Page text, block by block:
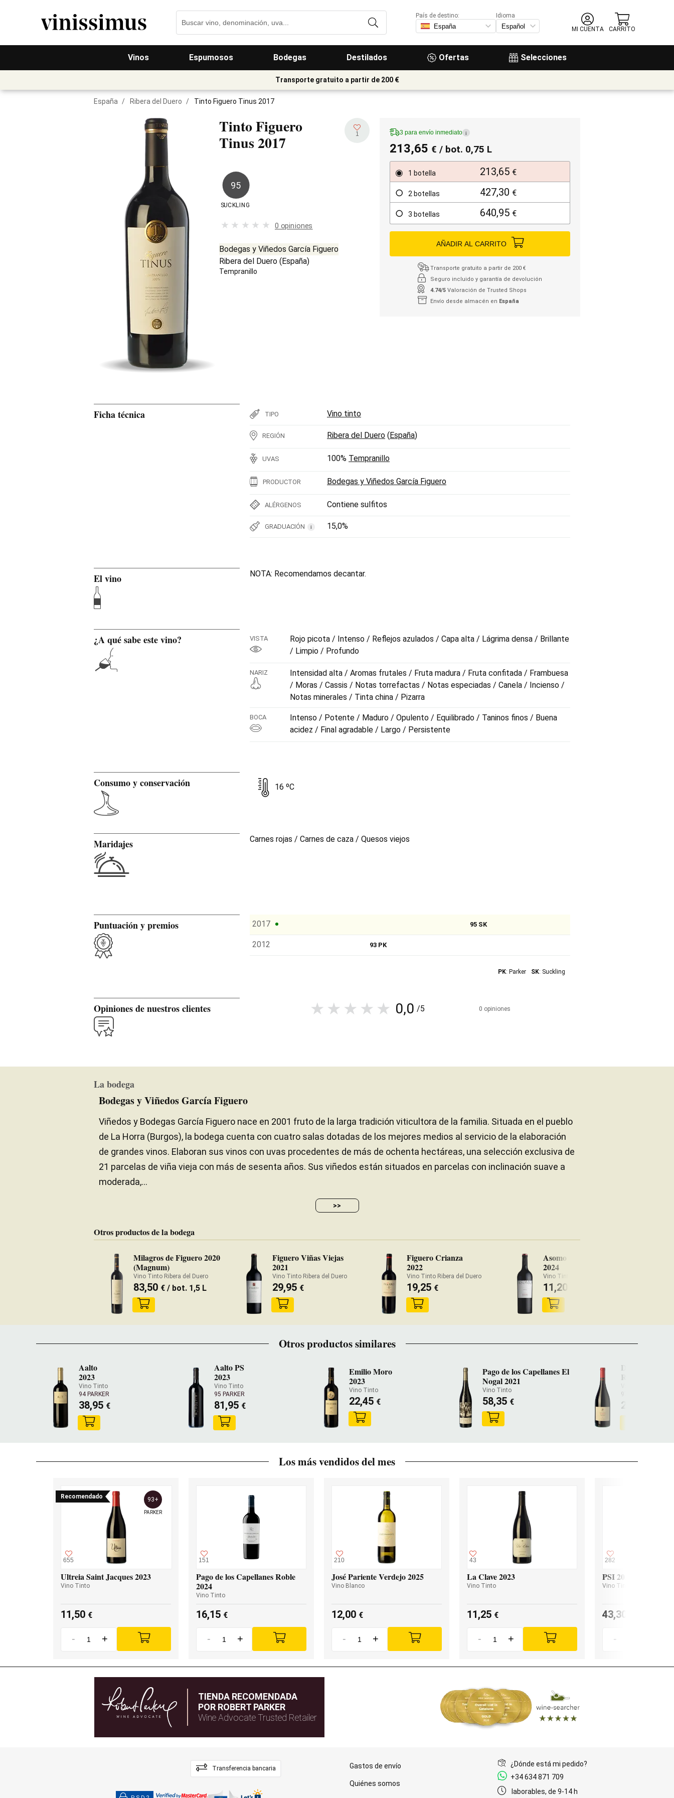
Vinos Espumosos Bodegas Destilados Ofertas Selecciones
País de destino:
Idioma
MI CUENTA
CARRITO
Transporte gratuito a partir de 200 €
España / Ribera del Duero / Tinto Figuero Tinus 2017
Tinto Figuero
Tinus2017 1
95
SUCKLING
0 opiniones
Bodegas y Viñedos García Figuero
Ribera del Duero (España)
Tempranillo
3 para envío inmediato i
213,65 € / bot. 0,75 L
1 botella 213,65 €
2 botellas 427,30 €
3 botellas 640,95 €
AÑADIR AL CARRITO
Transporte gratuito a partir de 200 €
Seguro incluido y garantía de devolución
4.74/5 Valoración de Trusted Shops
Envío desde almacén en España
Ficha técnica TIPO Vino tinto
REGIÓN Ribera del Duero (España)
UVAS 100% Tempranillo
PRODUCTOR Bodegas y Viñedos García Figuero
ALÉRGENOS Contiene sulfitos
GRADUACIÓN i 15,0%
El vino NOTA: Recomendamos decantar.
¿A qué sabe este vino? VISTA
Rojo picota / Intenso / Reflejos azulados / Capa alta / Lágrima densa / Brillante
/ Limpio / Profundo
NARIZ
Intensidad alta / Aromas frutales / Fruta madura / Fruta confitada / Frambuesa
/ Moras / Cassis / Notas torrefactas / Notas especiadas / Canela / Incienso /
Notas minerales / Tinta china / Pizarra
BOCA
Intenso / Potente / Maduro / Opulento / Equilibrado / Taninos finos / Buena
acidez / Final agradable / Largo / Persistente
Consumo y conservación 16 ºC
Maridajes Carnes rojas / Carnes de caza / Quesos viejos
Puntuación y premios 2017 95 SK
2012 93 PK
PK: Parker SK: Suckling
Opiniones de nuestros clientes 0,0 /5 0 opiniones
La bodega
Bodegas y Viñedos García Figuero
Viñedos y Bodegas García Figuero nace en 2001 fruto de la larga tradición viticultora de la familia. Situada en el pueblo
de La Horra (Burgos), la bodega cuenta con cuatro salas dotadas de los mejores medios al servicio de la elaboración
de grandes vinos. Elaboran sus vinos con uvas procedentes de más de ochenta hectáreas, una selección exclusiva de
21 parcelas de viña vieja con más de sesenta años. Sus viñedos están situados en parcelas con inclinación suave a
moderada,...
>>
Otros productos de la bodega
Milagros de Figuero 2020
(Magnum)
Vino Tinto Ribera del Duero
83,50 €/ bot. 1,5 L
Figuero Viñas Viejas
2021
Vino Tinto Ribera del Duero
29,95 €
Figuero Crianza
2022
Vino Tinto Ribera del Duero
19,25 €
Asomo Figuero
2024
Vino Tinto Ribera del Duero
11,20
Otros productos similares
Aalto
2023
Vino Tinto
94 PARKER
38,95 €
Aalto PS
2023
Vino Tinto
95 PARKER
81,95 €
Emilio Moro
2023
Vino Tinto
22,45 €
Pago de los Capellanes El
Nogal 2021
Vino Tinto
58,35 €
Dominio de
Roza 2017
97 PARKER
234,70
Los más vendidos del mes
Recomendado
655
93+
PARKER
Ultreia Saint Jacques 2023
Vino Tinto
11,50 €
- +
151
Pago de los Capellanes Roble
2024
Vino Tinto
16,15 €
- +
210
José Pariente Verdejo 2025
Vino Blanco
12,00 €
- +
43
La Clave 2023
Vino Tinto
11,25 €
- +
282
PSI 2023
Vino Tinto
43,30
-
TIENDA RECOMENDADA
POR ROBERT PARKER
Wine Advocate Trusted Retailer
Transferencia bancaria Gastos de envío
Quiénes somos
¿Dónde está mi pedido?
+34 634 871 709
laborables, de 9-14 h